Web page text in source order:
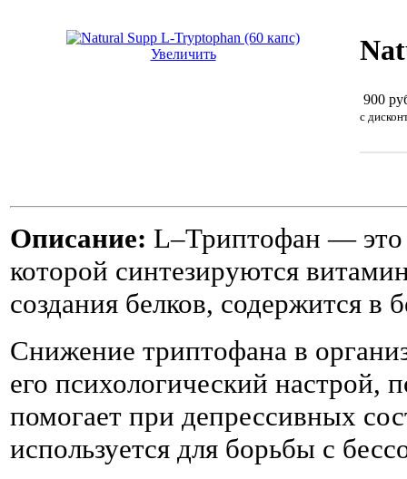
Увеличить
900
c
Описание: L–Триптофан — это
которой синтезируются
создания белков, содержится в
Снижение триптофана в
его психологический настрой,
помогает при депрессивных
используется для борьбы с